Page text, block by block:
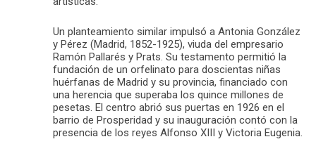
Un planteamiento similar impulsó a Antonia González
y Pérez (Madrid, 1852-1925), viuda del empresario
Ramón Pallarés y Prats. Su testamento permitió la
fundación de un orfelinato para doscientas niñas
huérfanas de Madrid y su provincia, financiado con
una herencia que superaba los quince millones de
pesetas. El centro abrió sus puertas en 1926 en el
barrio de Prosperidad y su inauguración contó con la
presencia de los reyes Alfonso XIII y Victoria Eugenia.